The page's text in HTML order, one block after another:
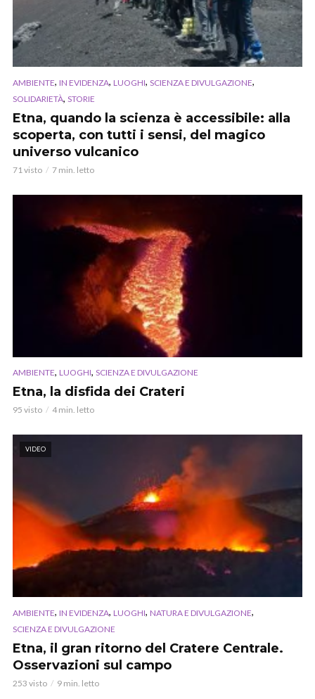
AMBIENTE, IN EVIDENZA, LUOGHI, SCIENZA E DIVULGAZIONE,
SOLIDARIETÀ, STORIE
Etna, quando la scienza è accessibile: alla
scoperta, con tutti i sensi, del magico
universo vulcanico
71 visto 7 min. letto
AMBIENTE, LUOGHI, SCIENZA E DIVULGAZIONE
Etna, la disfida dei Crateri
95 visto 4 min. letto
VIDEO
AMBIENTE, IN EVIDENZA, LUOGHI, NATURA E DIVULGAZIONE,
SCIENZA E DIVULGAZIONE
Etna, il gran ritorno del Cratere Centrale.
Osservazioni sul campo
253 visto 9 min. letto